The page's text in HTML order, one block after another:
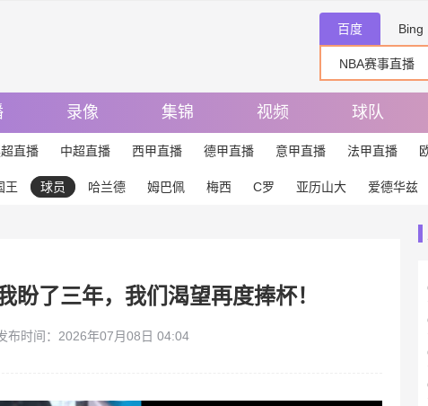
百度 Bing
录像 集锦 视频 球队
直播 中超直播 西甲直播 德甲直播 意甲直播 法甲直播
王 球员 哈兰德 姆巴佩 梅西 C罗 亚历山大 爱德华兹
盼了三年，我们渴望再度捧杯！
布时间：2026年07月08日 04:04